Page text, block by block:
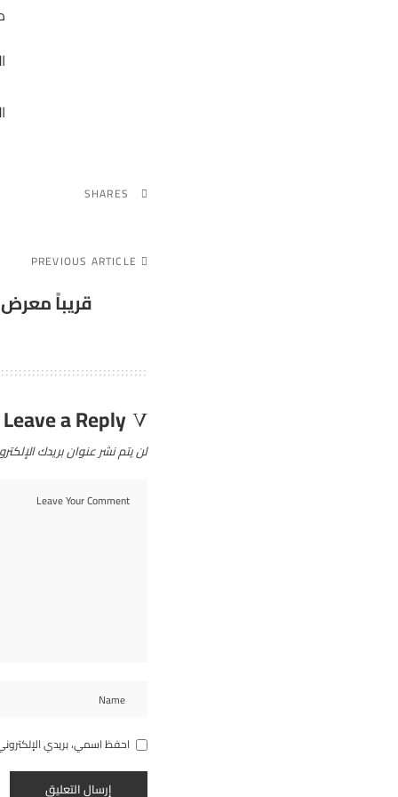
SHARES
PREVIOUS ARTICLE
قريباً
Leave a Reply
لن يتم نشر عنوان بريدك
احفظ اسمي، بريدي